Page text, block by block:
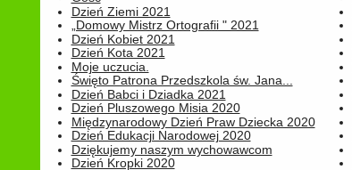
Dzień Ziemi 2021
„Domowy Mistrz Ortografii " 2021
Dzień Kobiet 2021
Dzień Kota 2021
Moje uczucia.
Święto Patrona Przedszkola św. Jana...
Dzień Babci i Dziadka 2021
Dzień Pluszowego Misia 2020
Międzynarodowy Dzień Praw Dziecka 2020
Dzień Edukacji Narodowej 2020
Dziękujemy naszym wychowawcom
Dzień Kropki 2020